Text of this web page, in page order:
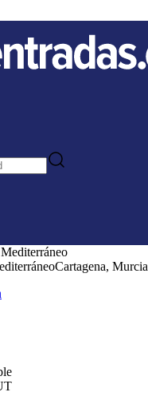
Cartagena, Murcia